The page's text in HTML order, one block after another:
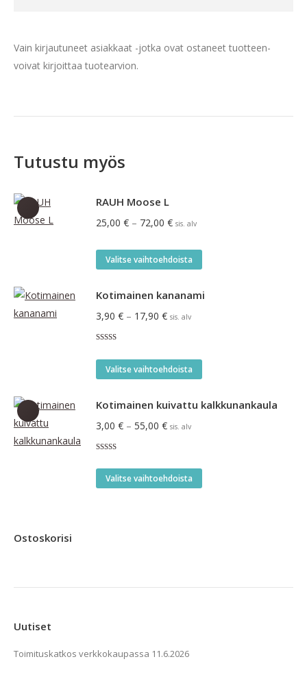
Vain kirjautuneet asiakkaat -jotka ovat ostaneet tuotteen-
voivat kirjoittaa tuotearvion.
Tutustu myös
RAUH Moose L
25,00 € – 72,00 €Hintaluokka:
-
sis. alv
Valitse vaihtoehdoista
on
tehdä
valinnat
tuotteen
Kotimainen kananami
3,90 € – 17,90 €Hintaluokka:
17,90 €
sis. alv
4.00/ 5
Valitse vaihtoehdoista
on
tehdä
valinnat
Kotimainen kuivattu kalkkunankaula
3,00 € – 55,00 €Hintaluokka:
55,00 €
sis. alv
tuotteesta:
5.00/ 5
Valitse vaihtoehdoista
Ostoskorisi
Uutiset
Toimituskatkos verkkokaupassa 11.6.2026